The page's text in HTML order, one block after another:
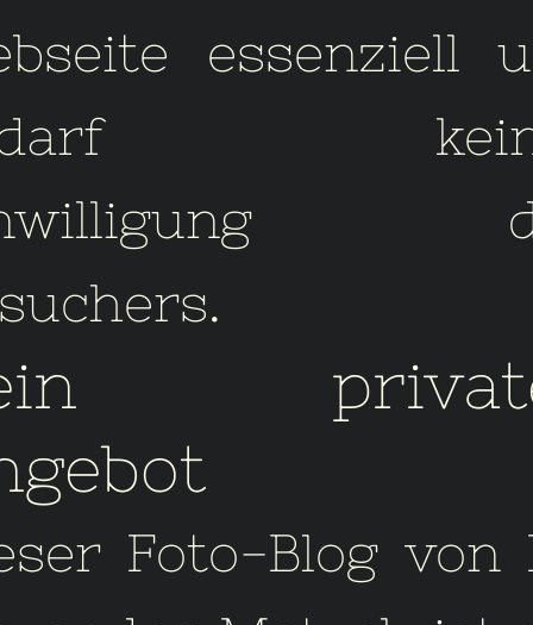
essenziell
Foto-Blog von